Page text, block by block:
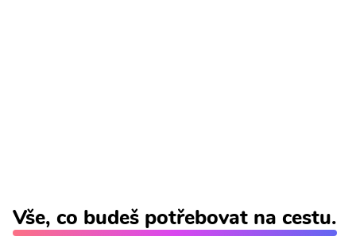
Vše, co budeš potřebovat na cestu.